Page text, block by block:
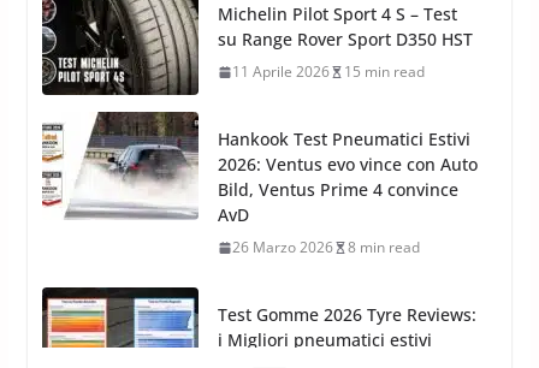
Azoto
26 Marzo 2025 2 min read
Hankook Test Pneumatici Estivi
2026: Ventus evo vince con Auto
Bild, Ventus Prime 4 convince
Test Gomme 2026 Tyre Reviews:
i Migliori pneumatici estivi
sportivi a confronto
Pirelli Cinturato 2026: due